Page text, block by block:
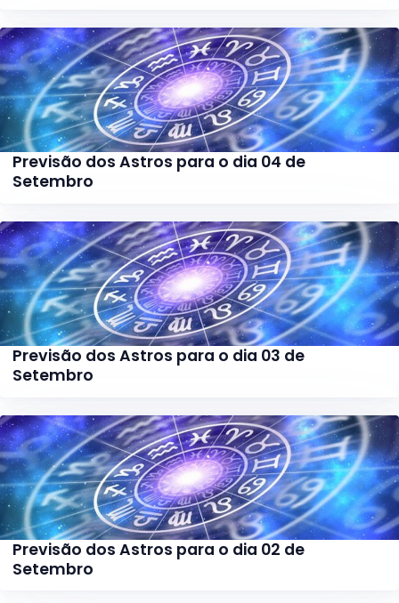
Previsão dos Astros para o dia 04 de
Setembro
Previsão dos Astros para o dia 03 de
Setembro
Previsão dos Astros para o dia 02 de
Setembro